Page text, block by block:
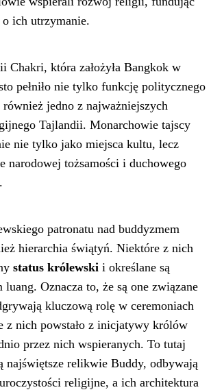
ich utrzymanie.
Chakri, która założyła Bangkok w
pełniło nie tylko funkcję politycznego
jedno z najważniejszych
Tajlandii. Monarchowie tajscy
nie tylko jako miejsca kultu, lecz
narodowej tożsamości i duchowego
patronatu nad buddyzmem
hierarchia świątyń. Niektóre z nich
status królewski i określane są
luang. Oznacza to, że są one związane
kluczową rolę w ceremoniach
z nich powstało z inicjatywy królów
przez nich wspieranych. To tutaj
najświętsze relikwie Buddy, odbywają
religijne, a ich architektura